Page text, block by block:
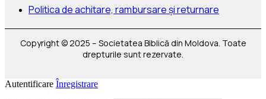
Politica de achitare, rambursare și returnare
Copyright © 2025 – Societatea Biblică din Moldova. Toate
drepturile sunt rezervate.
Autentificare Înregistrare